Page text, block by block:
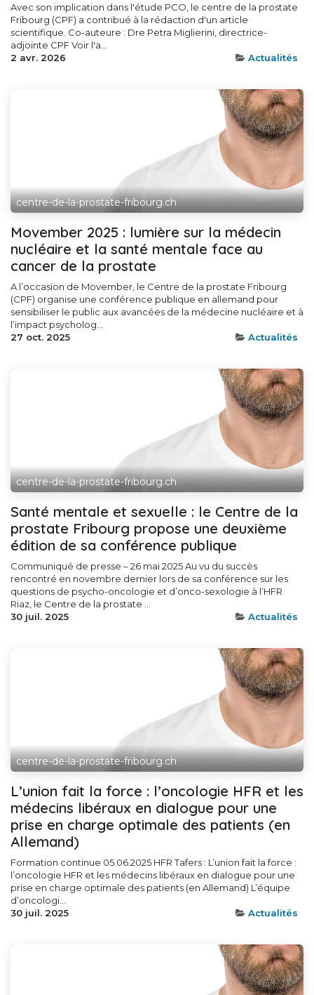
Avec son implication dans l'étude PCO, le centre de la prostate
Fribourg (CPF) a contribué à la rédaction d'un article
scientifique. Co-auteure : Dre Petra Miglierini, directrice-
adjointe CPF Voir l'a...
2 avr. 2026
Actualités
centre-de-la-prostate-fribourg.ch
Movember 2025 : lumière sur la médecin
nucléaire et la santé mentale face au
cancer de la prostate
A l’occasion de Movember, le Centre de la prostate Fribourg
(CPF) organise une conférence publique en allemand pour
sensibiliser le public aux avancées de la médecine nucléaire et à
l’impact psycholog...
27 oct. 2025
Actualités
centre-de-la-prostate-fribourg.ch
Santé mentale et sexuelle : le Centre de la
prostate Fribourg propose une deuxième
édition de sa conférence publique
Communiqué de presse – 26 mai 2025 Au vu du succès
rencontré en novembre dernier lors de sa conférence sur les
questions de psycho-oncologie et d’onco-sexologie à l’HFR
Riaz, le Centre de la prostate ...
30 juil. 2025
Actualités
centre-de-la-prostate-fribourg.ch
L’union fait la force : l’oncologie HFR et les
médecins libéraux en dialogue pour une
prise en charge optimale des patients (en
Allemand)
Formation continue 05.06.2025 HFR Tafers : L’union fait la force :
l’oncologie HFR et les médecins libéraux en dialogue pour une
prise en charge optimale des patients (en Allemand) L’équipe
d’oncologi...
30 juil. 2025
Actualités